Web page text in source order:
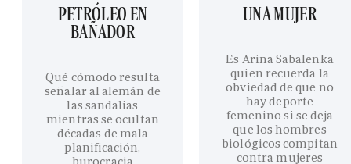
PETRÓLEO EN
BAÑADOR
Qué cómodo resulta
señalar al alemán de
las sandalias
mientras se ocultan
décadas de mala
planificación,
burocracia
UNA MUJER
Es Arina Sabalenka
quien recuerda la
obviedad de que no
hay deporte
femenino si se deja
que los hombres
biológicos compitan
contra mujeres